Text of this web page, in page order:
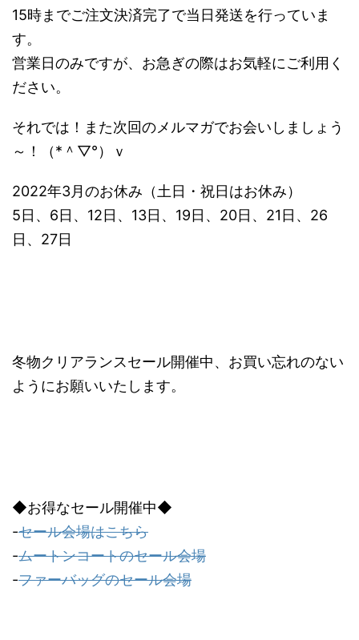
15時までご注文決済完了で当日発送を行っていま
す。
営業日のみですが、お急ぎの際はお気軽にご利用く
ださい。
それでは！また次回のメルマガでお会いしましょう
～！（*＾▽°）ｖ
2022年3月のお休み（土日・祝日はお休み）
5日、6日、12日、13日、19日、20日、21日、26
日、27日
冬物クリアランスセール開催中、お買い忘れのない
ようにお願いいたします。
◆お得なセール開催中◆
-セール会場はこちら
-ムートンコートのセール会場
-ファーバッグのセール会場